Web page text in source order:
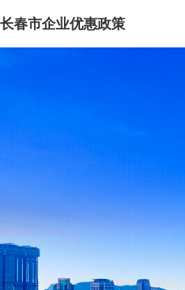
长春市企业优惠政策